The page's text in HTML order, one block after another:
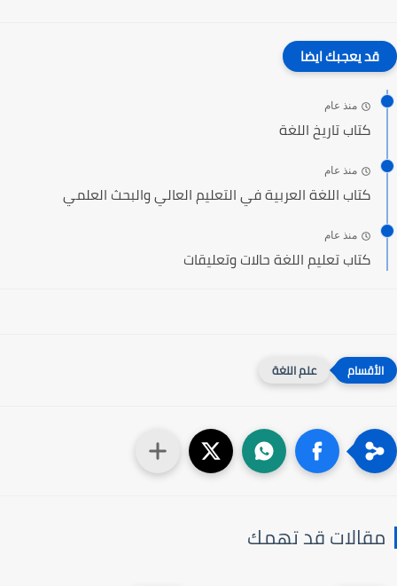
قد يعجبك ايضا
منذ عام
كتاب تاريخ اللغة
منذ عام
كتاب اللغة العربية في التعليم العالي والبحث العلمي
منذ عام
كتاب تعليم اللغة حالات وتعليقات
علم اللغة
مقالات قد تهمك